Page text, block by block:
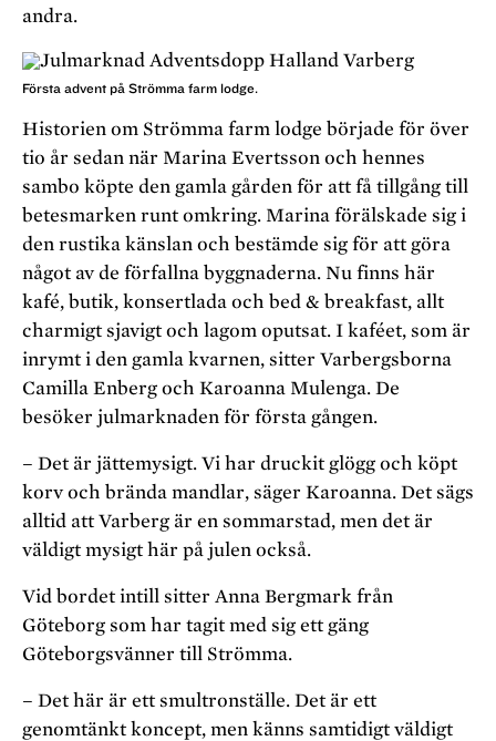
andra.
Första advent på Strömma farm lodge.
Historien om Strömma farm lodge började för över
tio år sedan när Marina Evertsson och hennes
sambo köpte den gamla gården för att få tillgång till
betesmarken runt omkring. Marina förälskade sig i
den rustika känslan och bestämde sig för att göra
något av de förfallna byggnaderna. Nu finns här
kafé, butik, konsertlada och bed & breakfast, allt
charmigt sjavigt och lagom oputsat. I kaféet, som är
inrymt i den gamla kvarnen, sitter Varbergsborna
Camilla Enberg och Karoanna Mulenga. De
besöker julmarknaden för första gången.
– Det är jättemysigt. Vi har druckit glögg och köpt
korv och brända mandlar, säger Karoanna. Det sägs
alltid att Varberg är en sommarstad, men det är
väldigt mysigt här på julen också.
Vid bordet intill sitter Anna Bergmark från
Göteborg som har tagit med sig ett gäng
Göteborgsvänner till Strömma.
– Det här är ett smultronställe. Det är ett
genomtänkt koncept, men känns samtidigt väldigt